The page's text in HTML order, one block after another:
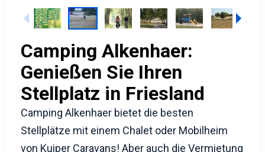
Camping Alkenhaer:
Genießen Sie Ihren
Stellplatz in Friesland
Camping Alkenhaer bietet die besten
Stellplätze mit einem Chalet oder Mobilheim
von Kuiper Caravans! Aber auch die Vermietung
ist auf Camping Alkenhaer möglich. Dieser
Campingplatz in Friesland bietet wunderschöne